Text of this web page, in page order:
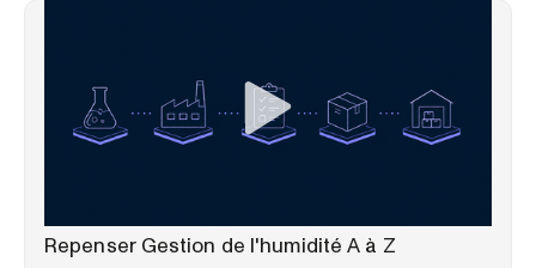
Repenser Gestion de l'humidité A à Z